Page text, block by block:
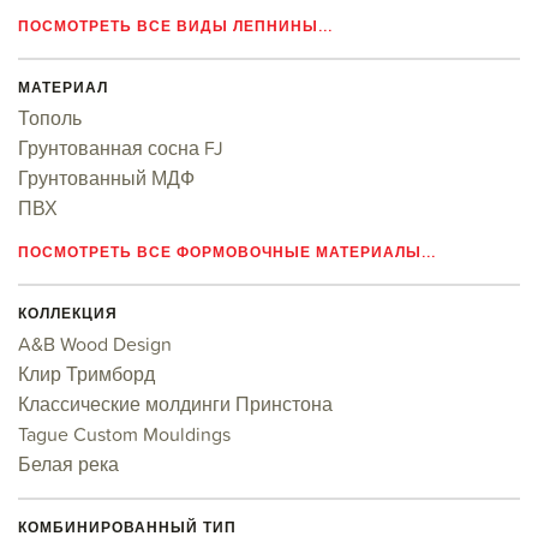
ПОСМОТРЕТЬ ВСЕ ВИДЫ ЛЕПНИНЫ...
МАТЕРИАЛ
Тополь
Грунтованная сосна FJ
Грунтованный МДФ
ПВХ
ПОСМОТРЕТЬ ВСЕ ФОРМОВОЧНЫЕ МАТЕРИАЛЫ...
КОЛЛЕКЦИЯ
A&B Wood Design
Клир Тримборд
Классические молдинги Принстона
Tague Custom Mouldings
Белая река
КОМБИНИРОВАННЫЙ ТИП